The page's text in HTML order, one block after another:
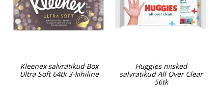
Kleenex salvrätikud Box
Ultra Soft 64tk 3-kihiline
Huggies niisked
salvrätikud All Over Clear
56tk